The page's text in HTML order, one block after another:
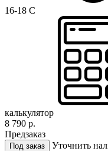
16-18 C
калькулятор
8 790 р.
Предзаказ
Под заказ
Уточнить